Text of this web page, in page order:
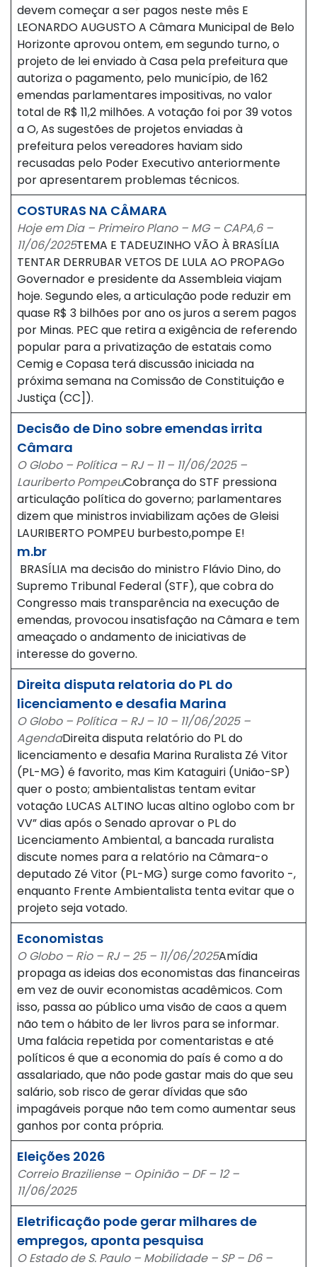
devem começar a ser pagos neste mês E
LEONARDO AUGUSTO A Câmara Municipal de Belo
Horizonte aprovou ontem, em segundo turno, o
projeto de lei enviado à Casa pela prefeitura que
autoriza o pagamento, pelo município, de 162
emendas parlamentares impositivas, no valor
total de R$ 11,2 milhões. A votação foi por 39 votos
a O, As sugestões de projetos enviadas à
prefeitura pelos vereadores haviam sido
recusadas pelo Poder Executivo anteriormente
por apresentarem problemas técnicos.
COSTURAS NA CÂMARA
Hoje em Dia – Primeiro Plano – MG – CAPA,6 –
11/06/2025TEMA E TADEUZINHO VÃO À BRASÍLIA
TENTAR DERRUBAR VETOS DE LULA AO PROPAGo
Governador e presidente da Assembleia viajam
hoje. Segundo eles, a articulação pode reduzir em
quase R$ 3 bilhões por ano os juros a serem pagos
por Minas. PEC que retira a exigência de referendo
popular para a privatização de estatais como
Cemig e Copasa terá discussão iniciada na
próxima semana na Comissão de Constituição e
Justiça (CC]).
Decisão de Dino sobre emendas irrita
Câmara
O Globo – Política – RJ – 11 – 11/06/2025 –
Lauriberto PompeuCobrança do STF pressiona
articulação política do governo; parlamentares
dizem que ministros inviabilizam ações de Gleisi
LAURIBERTO POMPEU burbesto,pompe E!
m.br
BRASÍLIA ma decisão do ministro Flávio Dino, do
Supremo Tribunal Federal (STF), que cobra do
Congresso mais transparência na execução de
emendas, provocou insatisfação na Câmara e tem
ameaçado o andamento de iniciativas de
interesse do governo.
Direita disputa relatoria do PL do
licenciamento e desafia Marina
O Globo – Política – RJ – 10 – 11/06/2025 –
AgendaDireita disputa relatório do PL do
licenciamento e desafia Marina Ruralista Zé Vitor
(PL-MG) é favorito, mas Kim Kataguiri (União-SP)
quer o posto; ambientalistas tentam evitar
votação LUCAS ALTINO lucas altino oglobo com br
VV” dias após o Senado aprovar o PL do
Licenciamento Ambiental, a bancada ruralista
discute nomes para a relatório na Câmara-o
deputado Zé Vitor (PL-MG) surge como favorito -,
enquanto Frente Ambientalista tenta evitar que o
projeto seja votado.
Economistas
O Globo – Rio – RJ – 25 – 11/06/2025Amídia
propaga as ideias dos economistas das financeiras
em vez de ouvir economistas acadêmicos. Com
isso, passa ao público uma visão de caos a quem
não tem o hábito de ler livros para se informar.
Uma falácia repetida por comentaristas e até
políticos é que a economia do país é como a do
assalariado, que não pode gastar mais do que seu
salário, sob risco de gerar dívidas que são
impagáveis porque não tem como aumentar seus
ganhos por conta própria.
Eleições 2026
Correio Braziliense – Opinião – DF – 12 –
11/06/2025
Eletrificação pode gerar milhares de
empregos, aponta pesquisa
O Estado de S. Paulo – Mobilidade – SP – D6 –